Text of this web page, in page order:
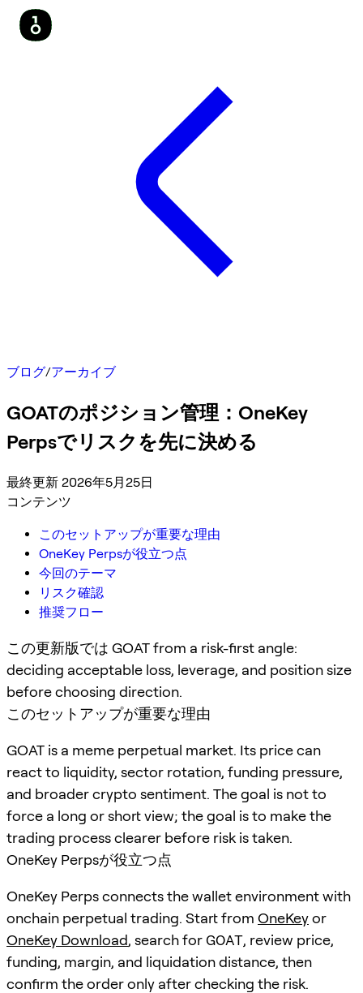
ブログ/アーカイブ
GOATのポジション管理：OneKey
Perpsでリスクを先に決める
最終更新 2026年5月25日
コンテンツ
このセットアップが重要な理由
OneKey Perpsが役立つ点
今回のテーマ
リスク確認
推奨フロー
この更新版では GOAT from a risk-first angle:
deciding acceptable loss, leverage, and position size
before choosing direction.
このセットアップが重要な理由
GOAT is a meme perpetual market. Its price can
react to liquidity, sector rotation, funding pressure,
and broader crypto sentiment. The goal is not to
force a long or short view; the goal is to make the
trading process clearer before risk is taken.
OneKey Perpsが役立つ点
OneKey Perps connects the wallet environment with
onchain perpetual trading. Start from OneKeyor
OneKey Download, search forGOAT, review price,
funding, margin, and liquidation distance, then
confirm the order only after checking the risk.